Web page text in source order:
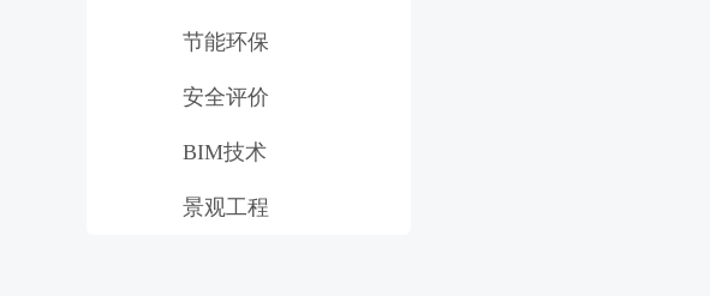
节能环保
安全评价
BIM技术
景观工程